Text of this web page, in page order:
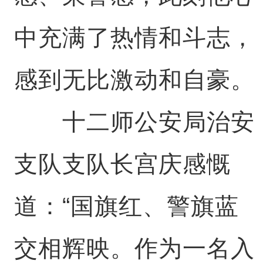
中充满了热情和斗志，
感到无比激动和自豪。
十二师公安局治安
支队支队长宫庆感慨
道：“国旗红、警旗蓝
交相辉映。作为一名入